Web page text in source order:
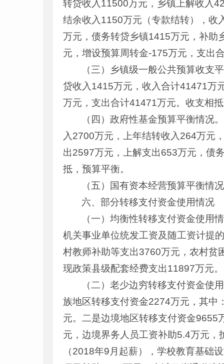
转贷收入11500万元，乡镇上解收入
结余收入1150万元（专款结转），
万元，债务转贷乡镇1415万元，补助
元，增设预算周转金-175万元，支出
（三）乡镇级一般公共预算收支
贷收入1415万元，收入合计41471万
万元，支出合计41471万元。收支相
（四）政府性基金预算平衡情况
入2700万元，上年结转收入264万元
出2597万元，上解支出653万元，债
抵，预算平衡。
（五）国有资本经营预算平衡情
六、部分转移支付资金使用情况
（一）均衡性转移支付资金使用
机关事业单位统发工资及随工资计提
村教师补助等支出3760万元，农村贫
现政策县级配套经费支出11897万元。
（二）老少边穷转移支付资金使
族地区转移支付资金2274万元，其中
元。二是边境地区转移支付资金9655
元，边境界务人员工资补助5.4万元
（2018年9月起薪），学校教育基础